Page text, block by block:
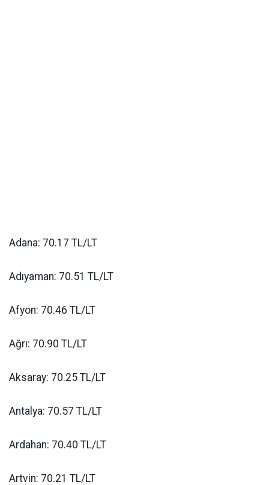
Adana: 70.17 TL/LT
Adıyaman: 70.51 TL/LT
Afyon: 70.46 TL/LT
Ağrı: 70.90 TL/LT
Aksaray: 70.25 TL/LT
Antalya: 70.57 TL/LT
Ardahan: 70.40 TL/LT
Artvin: 70.21 TL/LT